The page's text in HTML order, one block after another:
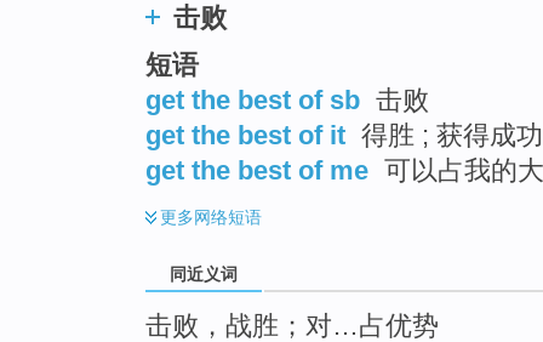
击败
短语
get the best of sb 击败
get the best of it 得胜 ; 获得成功
get the best of me 可以占我的
更多网络短语
同近义词
击败，战胜；对…占优势